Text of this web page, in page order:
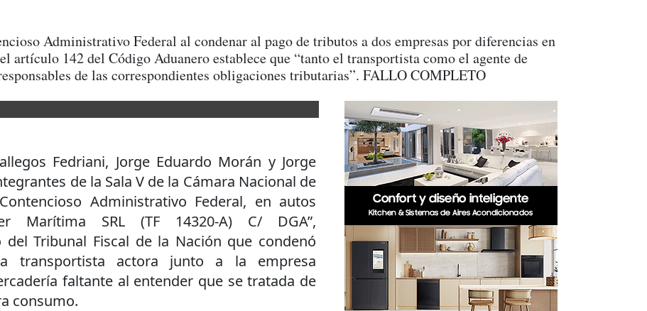
Administrativo Federal al condenar al pago de tributos a dos empresas por diferencias en
artículo 142 del Código Aduanero establece que “tanto el transportista como el agente de
de las correspondientes obligaciones tributarias”. FALLO COMPLETO
Fedriani, Jorge Eduardo Morán y Jorge
de la Sala V de la Cámara Nacional de
Administrativo Federal, en autos
Marítima SRL (TF 14320-A) C/ DGA”,
Tribunal Fiscal de la Nación que condenó
transportista actora junto a la empresa
faltante al entender que se tratada de
consumo.